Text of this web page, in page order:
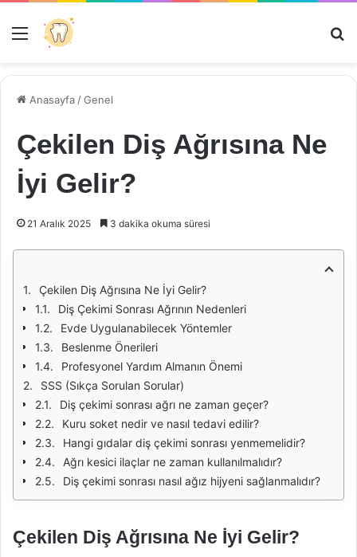
Menü
Anasayfa /Genel
Çekilen Diş Ağrısına Ne
İyi Gelir?
21 Aralık 2025 3 dakika okuma süresi
Çekilen Diş Ağrısına Ne İyi Gelir?
Diş Çekimi Sonrası Ağrının Nedenleri
Evde Uygulanabilecek Yöntemler
Beslenme Önerileri
Profesyonel Yardım Almanın Önemi
SSS (Sıkça Sorulan Sorular)
Diş çekimi sonrası ağrı ne zaman geçer?
Kuru soket nedir ve nasıl tedavi edilir?
Hangi gıdalar diş çekimi sonrası yenmemelidir?
Ağrı kesici ilaçlar ne zaman kullanılmalıdır?
Diş çekimi sonrası nasıl ağız hijyeni sağlanmalıdır?
Çekilen Diş Ağrısına Ne İyi Gelir?